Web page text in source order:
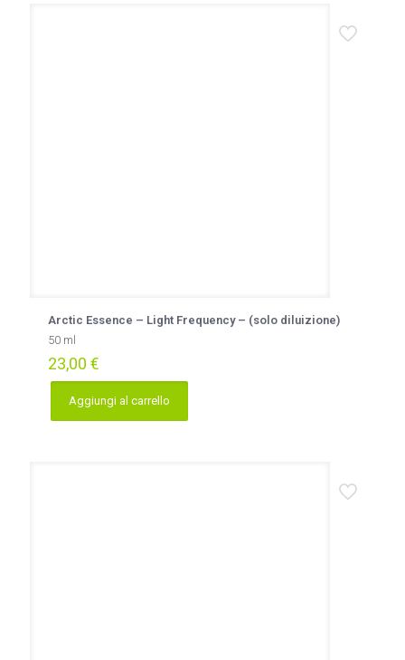
Arctic Essence – Light Frequency – (solo diluizione)
50 ml
23,00 €
Aggiungi al carrello